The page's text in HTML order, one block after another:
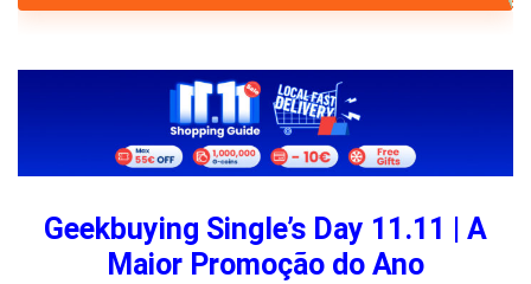
Geekbuying Single’s Day 11.11 | A
Maior Promoção do Ano